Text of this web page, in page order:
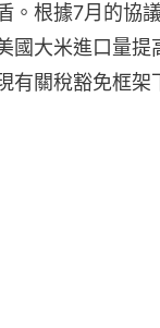
。根據7月的協
國大米進口量提
有關稅豁免框架